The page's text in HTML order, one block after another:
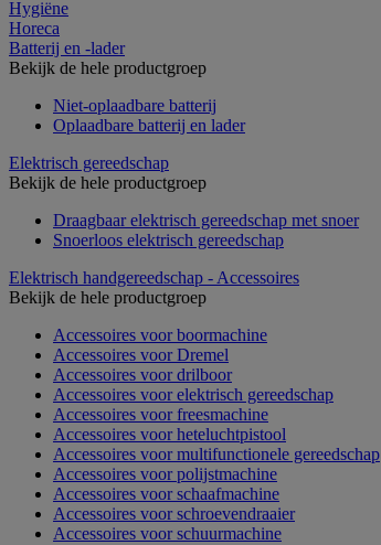
Hygiëne
Horeca
Batterij en -lader
Bekijk de hele productgroep
Niet-oplaadbare batterij
Oplaadbare batterij en lader
Elektrisch gereedschap
Bekijk de hele productgroep
Draagbaar elektrisch gereedschap met snoer
Snoerloos elektrisch gereedschap
Elektrisch handgereedschap - Accessoires
Bekijk de hele productgroep
Accessoires voor boormachine
Accessoires voor Dremel
Accessoires voor drilboor
Accessoires voor elektrisch gereedschap
Accessoires voor freesmachine
Accessoires voor heteluchtpistool
Accessoires voor multifunctionele gereedschap
Accessoires voor polijstmachine
Accessoires voor schaafmachine
Accessoires voor schroevendraaier
Accessoires voor schuurmachine